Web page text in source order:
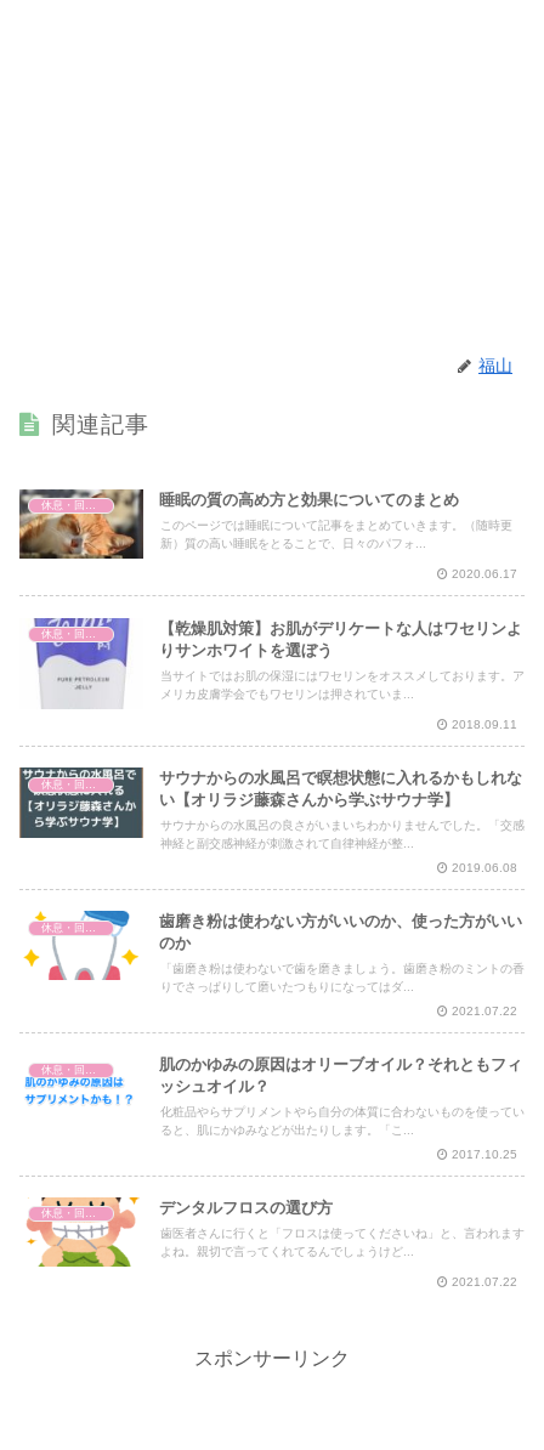
福山
関連記事
休息・回復・不調対策 睡眠の質の高め方と効果についてのまとめ
このページでは睡眠について記事をまとめていきます。（随時更
新）質の高い睡眠をとることで、日々のパフォ...
2020.06.17
休息・回復・不調対策
【乾燥肌対策】お肌がデリケートな人はワセリンよ
りサンホワイトを選ぼう
当サイトではお肌の保湿にはワセリンをオススメしております。ア
メリカ皮膚学会でもワセリンは押されていま...
2018.09.11
サウナからの水風呂で瞑想状態に入れるかもしれな
い【オリラジ藤森さんから学ぶサウナ学】
サウナからの水風呂の良さがいまいちわかりませんでした。「交感
神経と副交感神経が刺激されて自律神経が整...
2019.06.08
歯磨き粉は使わない方がいいのか、使った方がいい
のか
「歯磨き粉は使わないで歯を磨きましょう。歯磨き粉のミントの香
りでさっぱりして磨いたつもりになってはダ...
2021.07.22
休息・回復・不調対策
肌のかゆみの原因はオリーブオイル？それともフィ
ッシュオイル？
化粧品やらサプリメントやら自分の体質に合わないものを使ってい
ると、肌にかゆみなどが出たりします。「こ...
2017.10.25
休息・回復・不調対策 デンタルフロスの選び方
歯医者さんに行くと「フロスは使ってくださいね」と、言われます
よね。親切で言ってくれてるんでしょうけど...
2021.07.22
スポンサーリンク